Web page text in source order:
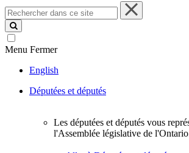
Rechercher
dans
ce
site
Menu Fermer
English
Députées et députés
Les députées et députés vous
l'Assemblée législative de